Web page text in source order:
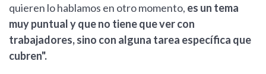
quieren lo hablamos en otro momento, es un tema
muy puntual y que no tiene que ver con
trabajadores, sino con alguna tarea específica que
cubren".